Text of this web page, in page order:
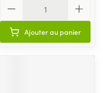
Ajouter au panier